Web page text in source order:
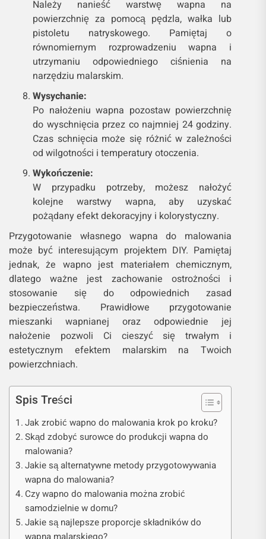
Należy nanieść warstwę wapna na
powierzchnię za pomocą pędzla, wałka lub
pistoletu natryskowego. Pamiętaj o
równomiernym rozprowadzeniu wapna i
utrzymaniu odpowiedniego ciśnienia na
narzędziu malarskim.
Wysychanie:
Po nałożeniu wapna pozostaw powierzchnię
do wyschnięcia przez co najmniej 24 godziny.
Czas schnięcia może się różnić w zależności
od wilgotności i temperatury otoczenia.
Wykończenie:
W przypadku potrzeby, możesz nałożyć
kolejne warstwy wapna, aby uzyskać
pożądany efekt dekoracyjny i kolorystyczny.
Przygotowanie własnego wapna do malowania
może być interesującym projektem DIY. Pamiętaj
jednak, że wapno jest materiałem chemicznym,
dlatego ważne jest zachowanie ostrożności i
stosowanie się do odpowiednich zasad
bezpieczeństwa. Prawidłowe przygotowanie
mieszanki wapnianej oraz odpowiednie jej
nałożenie pozwoli Ci cieszyć się trwałym i
estetycznym efektem malarskim na Twoich
powierzchniach.
Spis Treści
Jak zrobić wapno do malowania krok po kroku?
Skąd zdobyć surowce do produkcji wapna do
malowania?
Jakie są alternatywne metody przygotowywania
wapna do malowania?
Czy wapno do malowania można zrobić
samodzielnie w domu?
Jakie są najlepsze proporcje składników do
wapna malarskiego?